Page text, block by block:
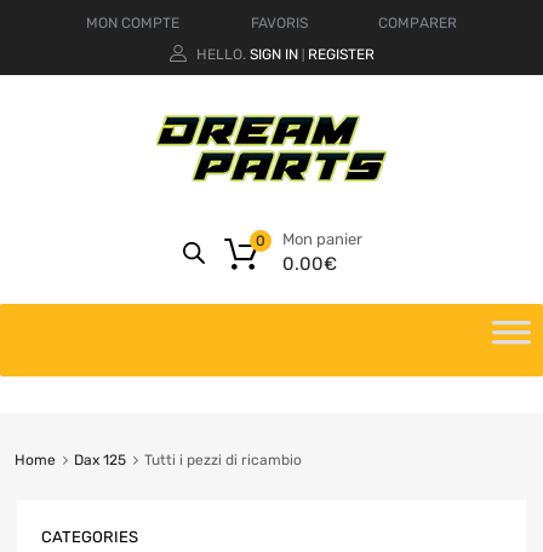
MON COMPTE FAVORIS
COMPARER
HELLO. SIGN IN REGISTER
Mon panier
0.00€
0
Home Dax 125 Tutti i pezzi di ricambio
CATEGORIES